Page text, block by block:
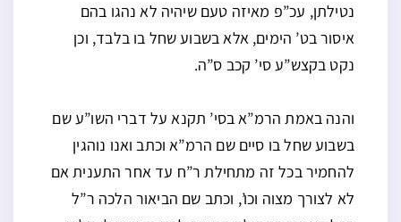
נטילתן, עכ”פ מאיזה טעם שיהיה לא נהגו בהם
איסור בט’ הימים, אלא בשבוע שחל בו בלבד, וכן
נקט בקצש”ע סי’ קכב ס”ה.
והנה באמת הרמ”א בסי’ תקנא על דברי השו”ע שם
בשבוע שחל בו סיים שם הרמ”א וכתב ואנו נוהגין
להחמיר בכל זה מתחילת ר”ח עד אחר התענית אם
לא לצורך מצוה וכו’, וכתב שם הביאור הלכה ר”ל